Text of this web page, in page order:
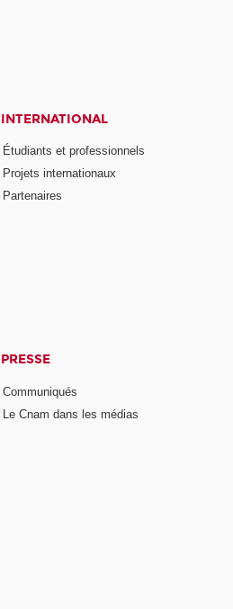
INTERNATIONAL
Étudiants et professionnels
Projets internationaux
Partenaires
PRESSE
Communiqués
Le Cnam dans les médias